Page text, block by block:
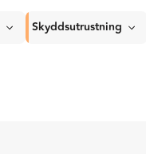
Skyddsutrustning